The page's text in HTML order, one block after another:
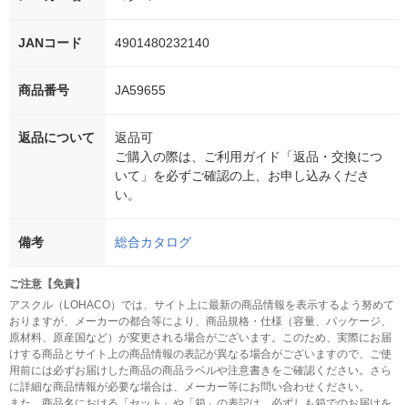
JANコード 4901480232140
商品番号 JA59655
返品について
返品可
ご購入の際は、ご利用ガイド「返品・交換につ
いて」を必ずご確認の上、お申し込みくださ
い。
備考 総合カタログ
ご注意【免責】
アスクル（LOHACO）では、サイト上に最新の商品情報を表示するよう努めて
おりますが、メーカーの都合等により、商品規格・仕様（容量、パッケージ、
原材料、原産国など）が変更される場合がございます。このため、実際にお届
けする商品とサイト上の商品情報の表記が異なる場合がございますので、ご使
用前には必ずお届けした商品の商品ラベルや注意書きをご確認ください。さら
に詳細な商品情報が必要な場合は、メーカー等にお問い合わせください。